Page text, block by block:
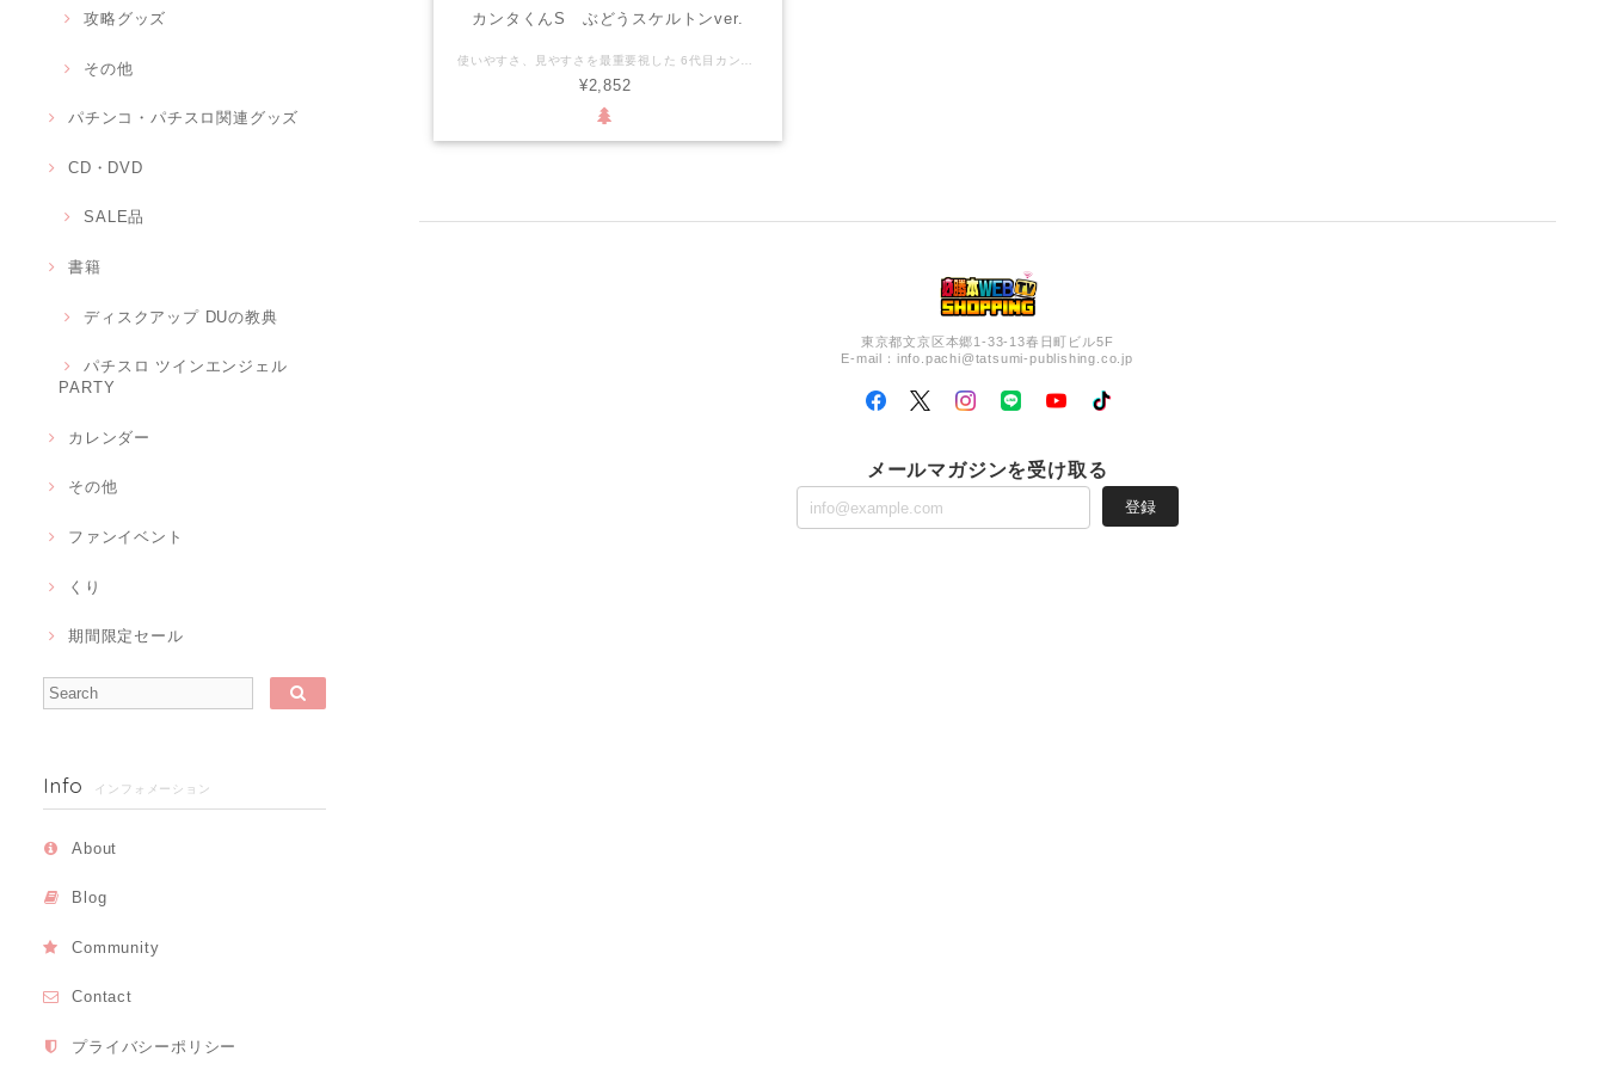
攻略グッズ
その他
パチンコ・パチスロ関連グッズ
CD・DVD
SALE品
書籍
ディスクアップ DUの教典
パチスロ ツインエンジェル
PARTY
カレンダー
その他
ファンイベント
くり
期間限定セール
Info インフォメーション
About
Blog
Community
Contact
プライバシーポリシー
カンタくんS ぶどうスケルトンver.
¥2,852
東京都文京区本郷1-33-13春日町ビル5F
E-mail： info.pachi@tatsumi-publishing.co.jp
メールマガジンを受け取る
登録